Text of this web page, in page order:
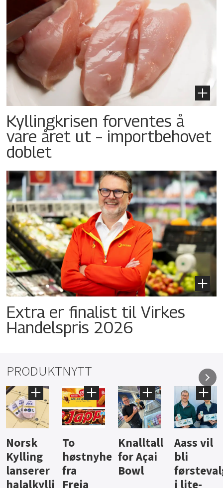
Kyllingkrisen forventes å
vare året ut – importbehovet
doblet
Extra er finalist til Virkes
Handelspris 2026
PRODUKTNYTT
Knalltall
for Açai
Bowl
Aass vil
bli
førstevalg
Brus og
jus fra
Berentsen
Hard
iste fra
Hansa